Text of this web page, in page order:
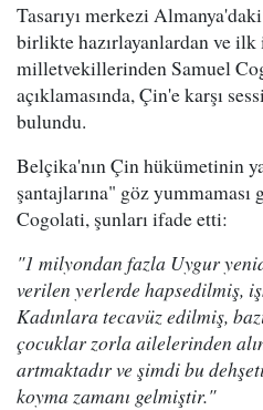
Tasarıyı merkezi
birlikte hazırlayanlardan ve ilk
milletvekillerinden Samuel
açıklamasında, Çin'e karşı
bulundu.
Belçika'nın Çin hükümetinin
şantajlarına" göz
Cogolati, şunları ifade etti:
"1 milyondan fazla Uygur
verilen yerlerde hapsedilmiş,
Kadınlara tecavüz edilmiş,
çocuklar zorla ailelerinden
artmaktadır ve şimdi bu
koyma zamanı gelmiştir."